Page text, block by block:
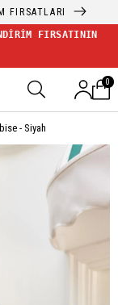
FIRSATLARI
FIRSATININ
0
- Siyah